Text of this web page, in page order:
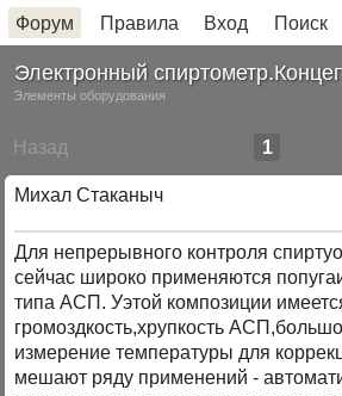
Форум Правила Вход Поиск
Электронный
Элементы оборудования
Назад 1
Михал Стаканыч
Для непрерывного контроля
сейчас широко применяются
типа АСП. Уэтой композиции
громоздкость,хрупкость
измерение температуры для
мешают ряду применений -